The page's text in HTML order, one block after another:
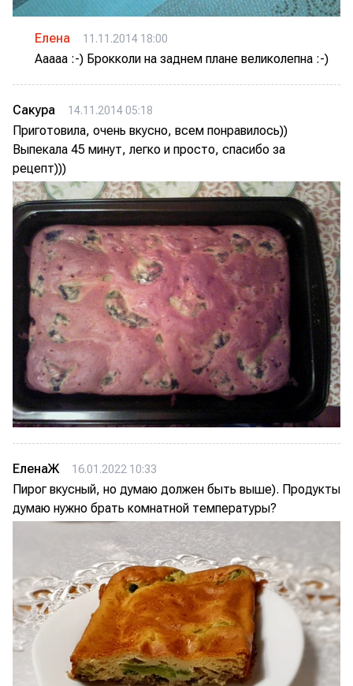
Елена 11.11.2014 18:00
Ааааа :-) Брокколи на заднем плане великолепна :-)
Сакура 14.11.2014 05:18
Приготовила, очень вкусно, всем понравилось))
Выпекала 45 минут, легко и просто, спасибо за
рецепт)))
ЕленаЖ 16.01.2022 10:33
Пирог вкусный, но думаю должен быть выше). Продукты
думаю нужно брать комнатной температуры?